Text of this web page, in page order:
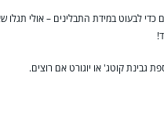
כדי לבעוט במידת התבלינים – אולי
גבינת קוטג' או יוגורט אם רוצים.